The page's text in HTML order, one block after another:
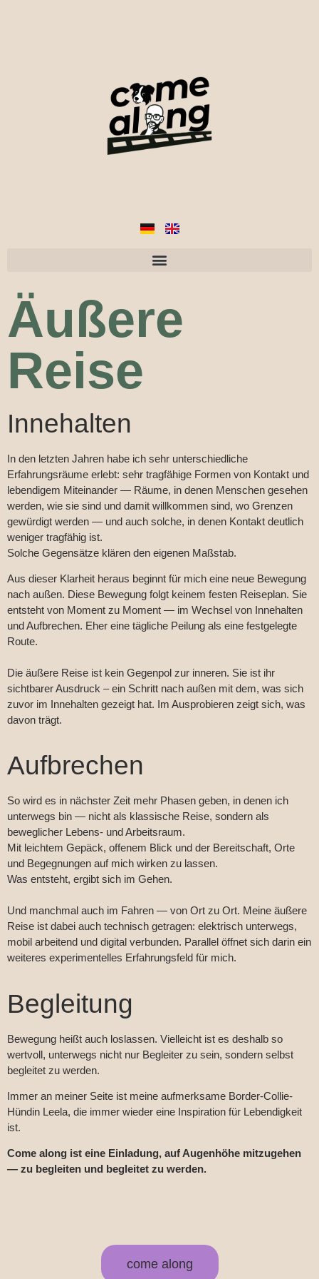
Äußere
Reise
Innehalten
In den letzten Jahren habe ich sehr unterschiedliche
Erfahrungsräume erlebt: sehr tragfähige Formen von Kontakt und
lebendigem Miteinander — Räume, in denen Menschen gesehen
werden, wie sie sind und damit willkommen sind, wo Grenzen
gewürdigt werden — und auch solche, in denen Kontakt deutlich
weniger tragfähig ist.
Solche Gegensätze klären den eigenen Maßstab.
Aus dieser Klarheit heraus beginnt für mich eine neue Bewegung
nach außen. Diese Bewegung folgt keinem festen Reiseplan. Sie
entsteht von Moment zu Moment — im Wechsel von Innehalten
und Aufbrechen. Eher eine tägliche Peilung als eine festgelegte
Route.
Die äußere Reise ist kein Gegenpol zur inneren. Sie ist ihr
sichtbarer Ausdruck – ein Schritt nach außen mit dem, was sich
zuvor im Innehalten gezeigt hat. Im Ausprobieren zeigt sich, was
davon trägt.
Aufbrechen
So wird es in nächster Zeit mehr Phasen geben, in denen ich
unterwegs bin — nicht als klassische Reise, sondern als
beweglicher Lebens- und Arbeitsraum.
Mit leichtem Gepäck, offenem Blick und der Bereitschaft, Orte
und Begegnungen auf mich wirken zu lassen.
Was entsteht, ergibt sich im Gehen.
Und manchmal auch im Fahren — von Ort zu Ort. Meine äußere
Reise ist dabei auch technisch getragen: elektrisch unterwegs,
mobil arbeitend und digital verbunden. Parallel öffnet sich darin ein
weiteres experimentelles Erfahrungsfeld für mich.
Begleitung
Bewegung heißt auch loslassen. Vielleicht ist es deshalb so
wertvoll, unterwegs nicht nur Begleiter zu sein, sondern selbst
begleitet zu werden.
Immer an meiner Seite ist meine aufmerksame Border-Collie-
Hündin Leela, die immer wieder eine Inspiration für Lebendigkeit
ist.
Come along ist eine Einladung, auf Augenhöhe mitzugehen
— zu begleiten und begleitet zu werden.
come along